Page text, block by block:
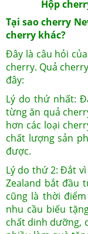
Hộp
Tại sao cherry
cherry khác?
Đây là câu hỏi
cherry. Quả
đây:
Lý do thứ nhất:
từng ăn quả
hơn các loại
chất lượng sản
được.
Lý do thứ 2: Đắt
Zealand bắt đầu
cũng là thời
nhu cầu biếu
chất dinh dưỡng,